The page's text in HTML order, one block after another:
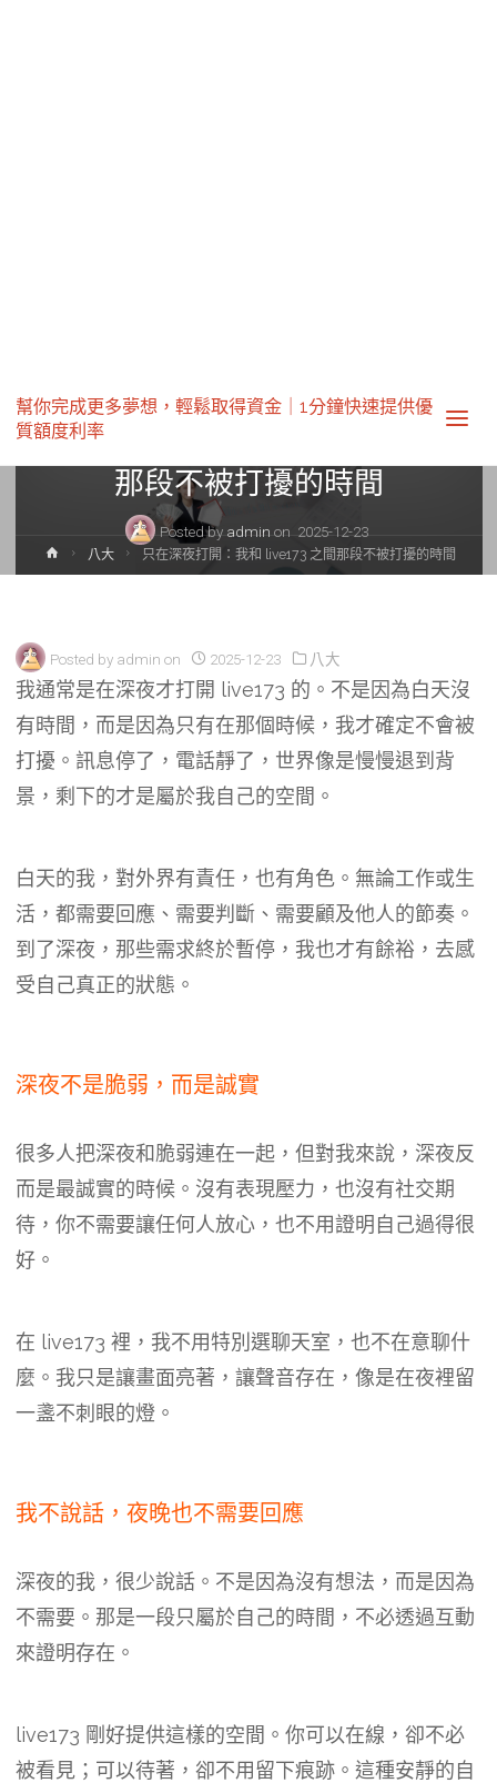
幫你完成更多夢想，輕鬆取得資金｜1分鐘快速提供優
質額度利率‎
只在深夜打開：我和 live173 之間
那段不被打擾的時間
Posted by admin on 2025-12-23
Home八大 只在深夜打開：我和 live173 之間那段不被打擾的時間
Posted by admin on 2025-12-23 八大
我通常是在深夜才打開 live173 的。不是因為白天沒
有時間，而是因為只有在那個時候，我才確定不會被
打擾。訊息停了，電話靜了，世界像是慢慢退到背
景，剩下的才是屬於我自己的空間。
白天的我，對外界有責任，也有角色。無論工作或生
活，都需要回應、需要判斷、需要顧及他人的節奏。
到了深夜，那些需求終於暫停，我也才有餘裕，去感
受自己真正的狀態。
深夜不是脆弱，而是誠實
很多人把深夜和脆弱連在一起，但對我來說，深夜反
而是最誠實的時候。沒有表現壓力，也沒有社交期
待，你不需要讓任何人放心，也不用證明自己過得很
好。
在 live173 裡，我不用特別選聊天室，也不在意聊什
麼。我只是讓畫面亮著，讓聲音存在，像是在夜裡留
一盞不刺眼的燈。
我不說話，夜晚也不需要回應
深夜的我，很少說話。不是因為沒有想法，而是因為
不需要。那是一段只屬於自己的時間，不必透過互動
來證明存在。
live173 剛好提供這樣的空間。你可以在線，卻不必
被看見；可以待著，卻不用留下痕跡。這種安靜的自